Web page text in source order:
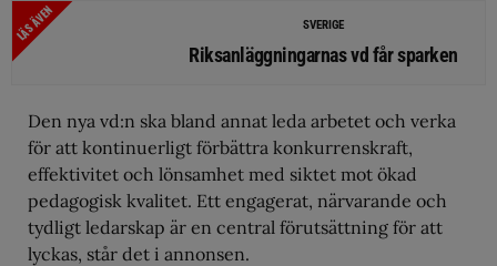
LÄS ÄVEN SVERIGE
Riksanläggningarnas vd får sparken
Den nya vd:n ska bland annat leda arbetet och verka
för att kontinuerligt förbättra konkurrenskraft,
effektivitet och lönsamhet med siktet mot ökad
pedagogisk kvalitet. Ett engagerat, närvarande och
tydligt ledarskap är en central förutsättning för att
lyckas, står det i annonsen.